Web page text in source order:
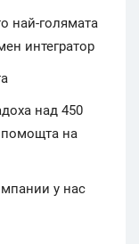
най-голямата
интегратор
над 450
помощта на
у нас